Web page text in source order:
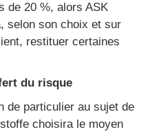
de 20 %, alors ASK
selon son choix et sur
restituer certaines
du risque
de particulier au sujet de
choisira le moyen